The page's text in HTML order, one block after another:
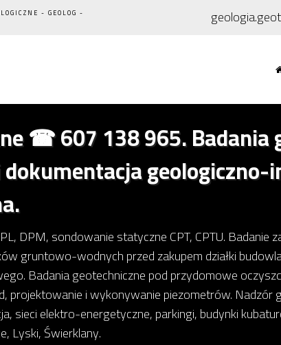
- GEOLOG -
☎ 607 138 965.
DPM, sondowanie statyczne CPT, CPTU. Badanie
gruntowo-wodnych przed zakupem działki
Badania geotechniczne pod przydomowe
projektowanie i wykonywanie piezometrów.
sieci elektro-energetyczne, parkingi, budynki
Lyski, Świerklany.